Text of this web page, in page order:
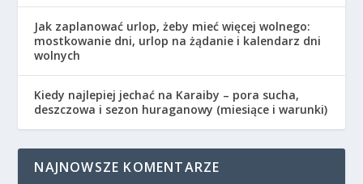
Jak zaplanować urlop, żeby mieć więcej wolnego:
mostkowanie dni, urlop na żądanie i kalendarz dni
wolnych
Kiedy najlepiej jechać na Karaiby – pora sucha,
deszczowa i sezon huraganowy (miesiące i warunki)
NAJNOWSZE KOMENTARZE